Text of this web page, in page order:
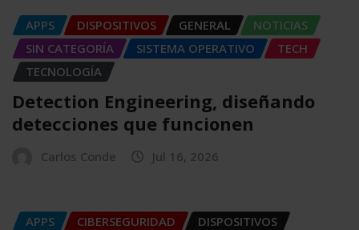
APPS DISPOSITIVOS GENERAL
NOTICIAS
SIN CATEGORÍA
SISTEMA OPERATIVO
TECH
TECNOLOGÍA
Detection Engineering, diseñando
detecciones que funcionen
Carlos Conde Jul 16, 2026
APPS CIBERSEGURIDAD
DISPOSITIVOS